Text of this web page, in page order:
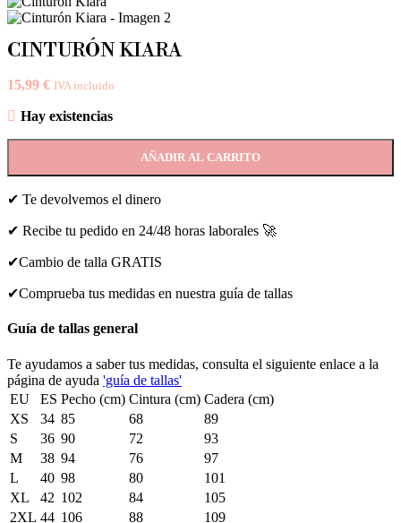
CINTURÓN KIARA
15,99 € IVA incluido
Hay existencias
AÑADIR AL CARRITO
✔ Te devolvemos el dinero
✔ Recibe tu pedido en 24/48 horas laborales 🚀
✔Cambio de talla GRATIS
✔Comprueba tus medidas en nuestra guía de tallas
Guía de tallas general
Te ayudamos a saber tus medidas, consulta el siguiente enlace a la
página de ayuda 'guía de tallas'
EU
ES Pecho (cm) Cintura (cm) Cadera (cm)
XS
34 85 68
89
S
36 90 72
93
M
38 94 76
97
L
40 98 80
101
XL
42 102 84
105
2XL 44 106 88
109